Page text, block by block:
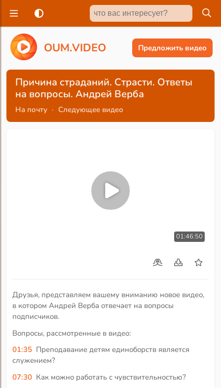
OUM.VIDEO Предложить видео
Причина страданий. Страсти. Ответы
на вопросы. Андрей Верба
На почту · Следующее видео
01:46:50
Друзья, представляем вашему вниманию новое видео,
в котором Андрей Верба отвечает на вопросы
подписчиков.
Вопросы, рассмотренные в видео:
01:35 Преподавание детям единоборств является
служением?
07:30 Как можно работать с чувствительностью?